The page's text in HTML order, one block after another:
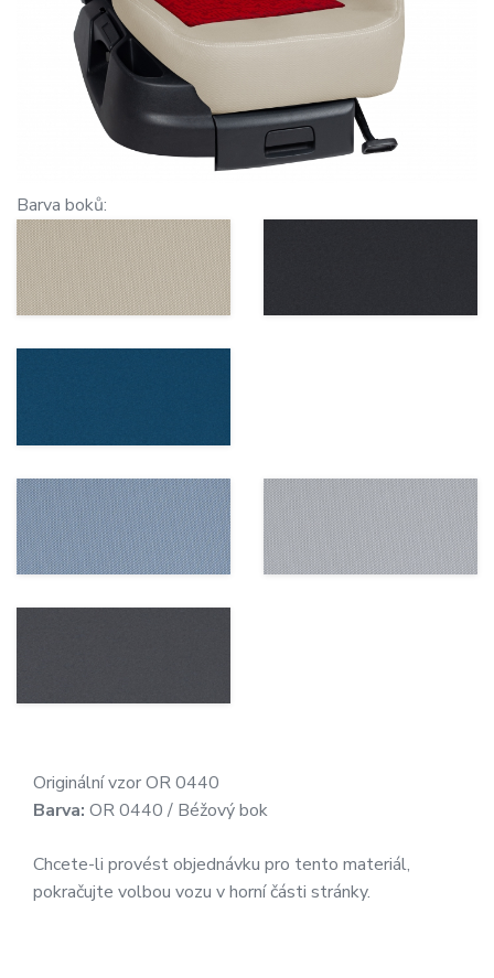
Barva boků:
Originální vzor OR 0440
Barva: OR 0440 / Béžový bok
Chcete-li provést objednávku pro tento materiál,
pokračujte volbou vozu v horní části stránky.